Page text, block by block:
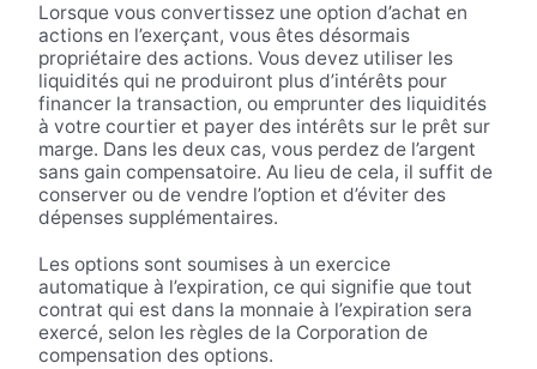
Lorsque vous convertissez une option d’achat en
actions en l’exerçant, vous êtes désormais
propriétaire des actions. Vous devez utiliser les
liquidités qui ne produiront plus d’intérêts pour
financer la transaction, ou emprunter des liquidités
à votre courtier et payer des intérêts sur le prêt sur
marge. Dans les deux cas, vous perdez de l’argent
sans gain compensatoire. Au lieu de cela, il suffit de
conserver ou de vendre l’option et d’éviter des
dépenses supplémentaires.
Les options sont soumises à un exercice
automatique à l’expiration, ce qui signifie que tout
contrat qui est dans la monnaie à l’expiration sera
exercé, selon les règles de la Corporation de
compensation des options.